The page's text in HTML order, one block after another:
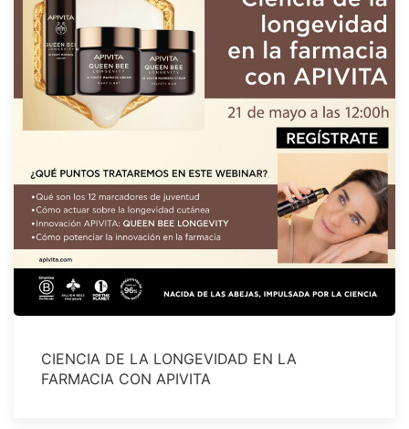
CIENCIA DE LA LONGEVIDAD EN LA
FARMACIA CON APIVITA